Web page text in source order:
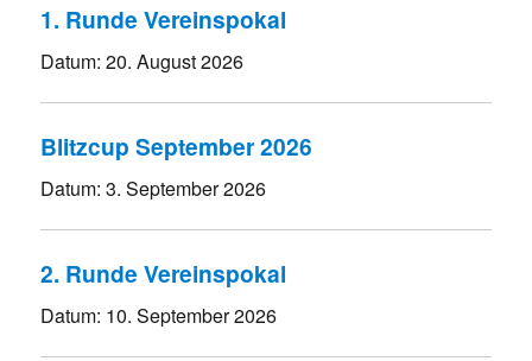
1. Runde Vereinspokal
Datum:20. August 2026
Blitzcup September 2026
Datum:3. September 2026
2. Runde Vereinspokal
Datum: 10. September 2026